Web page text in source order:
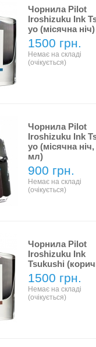
Чорнила Pilot
Iroshizuku Ink
yo (місячна ніч)
1500 грн.
Немає на складі
(очікується)
Чорнила Pilot
Iroshizuku Ink
yo (місячна ніч,
мл)
900 грн.
Немає на складі
(очікується)
Чорнила Pilot
Iroshizuku Ink
Tsukushi
1500 грн.
Немає на складі
(очікується)